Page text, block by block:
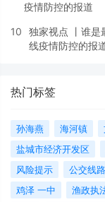
疫情防控的报道
10
独家视点 丨谁
线疫情防控的报
热门标签
孙海燕 海河镇
盐城市经济开发区
风险提示
公交线路
鸡泽 一中
渔政执